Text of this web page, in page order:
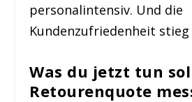
personalintensiv. Und die
Kundenzufriedenheit stieg
Was du jetzt tun
Retourenquote